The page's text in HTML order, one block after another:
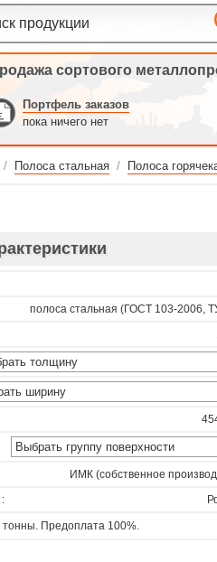
сортового
Портфель заказов
пока ничего нет
/ Полоса стальная / Полоса
полоса стальная (ГОСТ 103-2006,
ИМК (собственное
Предоплата 100%.